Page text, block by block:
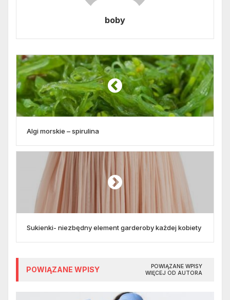
boby
Algi morskie – spirulina
Sukienki- niezbędny element garderoby każdej kobiety
POWIĄZANE WPISY
POWIĄZANE WPISY
WIĘCEJ OD AUTORA